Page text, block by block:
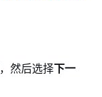
，然后选择下一